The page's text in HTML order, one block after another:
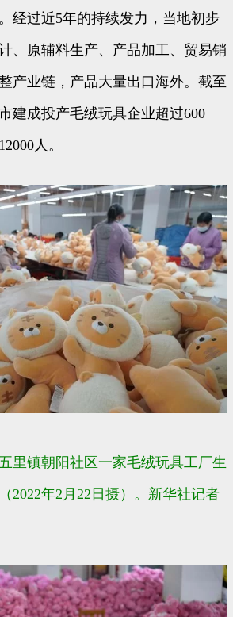
经过近5年的持续发力，当地初步
、原辅料生产、产品加工、贸易销
产业链，产品大量出口海外。截至
建成投产毛绒玩具企业超过600
人。
里镇朝阳社区一家毛绒玩具工厂生
2022年2月22日摄）。新华社记者